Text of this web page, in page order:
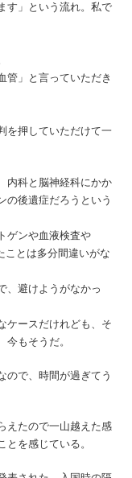
す」という流れ。私で
管」と言っていただき
を押していただけて一
内科と脳神経科にかか
の後遺症だろうという
ゲンや血液検査や
ことは多分間違いがな
、避けようがなかっ
ケースだけれども、そ
もそうだ。
ので、時間が過ぎてう
えたので一山越えた感
を感じている。